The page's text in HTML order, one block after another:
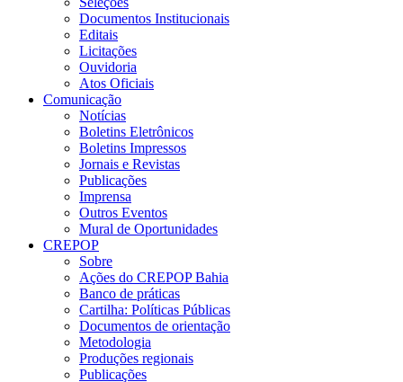
Documentos Institucionais
Editais
Licitações
Ouvidoria
Atos Oficiais
Comunicação
Notícias
Boletins Eletrônicos
Boletins Impressos
Jornais e Revistas
Publicações
Imprensa
Outros Eventos
Mural de Oportunidades
CREPOP
Sobre
Ações do CREPOP Bahia
Banco de práticas
Cartilha: Políticas Públicas
Documentos de orientação
Metodologia
Produções regionais
Publicações